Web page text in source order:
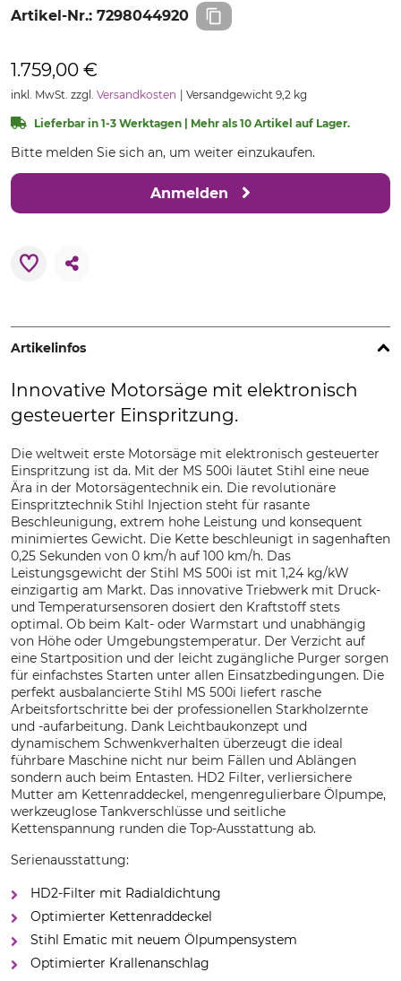
Artikel-Nr.: 7298044920
1.759,00 €
inkl. MwSt. zzgl. Versandkosten Versandgewicht 9,2 kg
Lieferbar in 1-3 Werktagen | Mehr als 10 Artikel auf Lager.
Bitte melden Sie sich an, um weiter einzukaufen.
Anmelden
Artikelinfos
Innovative Motorsäge mit elektronisch
gesteuerter Einspritzung.
Die weltweit erste Motorsäge mit elektronisch gesteuerter
Einspritzung ist da. Mit der MS 500i läutet Stihl eine neue
Ära in der Motorsägentechnik ein. Die revolutionäre
Einspritztechnik Stihl Injection steht für rasante
Beschleunigung, extrem hohe Leistung und konsequent
minimiertes Gewicht. Die Kette beschleunigt in sagenhaften
0,25 Sekunden von 0 km/h auf 100 km/h. Das
Leistungsgewicht der Stihl MS 500i ist mit 1,24 kg/kW
einzigartig am Markt. Das innovative Triebwerk mit Druck-
und Temperatursensoren dosiert den Kraftstoff stets
optimal. Ob beim Kalt- oder Warmstart und unabhängig
von Höhe oder Umgebungstemperatur. Der Verzicht auf
eine Startposition und der leicht zugängliche Purger sorgen
für einfachstes Starten unter allen Einsatzbedingungen. Die
perfekt ausbalancierte Stihl MS 500i liefert rasche
Arbeitsfortschritte bei der professionellen Starkholzernte
und -aufarbeitung. Dank Leichtbaukonzept und
dynamischem Schwenkverhalten überzeugt die ideal
führbare Maschine nicht nur beim Fällen und Ablängen
sondern auch beim Entasten. HD2 Filter, verliersichere
Mutter am Kettenraddeckel, mengenregulierbare Ölpumpe,
werkzeuglose Tankverschlüsse und seitliche
Kettenspannung runden die Top-Ausstattung ab.
Serienausstattung:
HD2-Filter mit Radialdichtung
Optimierter Kettenraddeckel
Stihl Ematic mit neuem Ölpumpensystem
Optimierter Krallenanschlag